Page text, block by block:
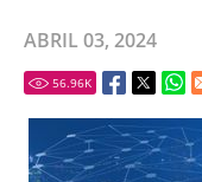
ABRIL 03, 2024
56.96K